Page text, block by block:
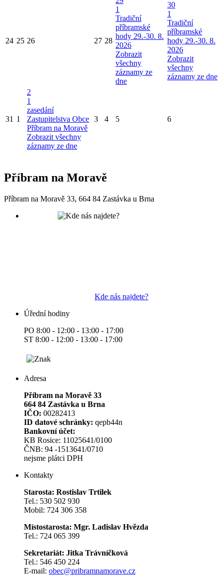
24 25 26 27 28
1
Tradiční
příbramské
hody 29.-30. 8.
2026
Zobrazit
všechny
záznamy ze
dne
30
1
Tradiční
příbramské
hody 29.-30. 8.
2026
Zobrazit
všechny
záznamy ze dne
31 1
2
1
zasedání
Zastupitelstva Obce
Příbram na Moravě
Zobrazit všechny
záznamy ze dne
3 4 5 6
Příbram na Moravě
Příbram na Moravě 33, 664 84 Zastávka u Brna
Kde nás najdete?
Úřední hodiny
PO 8:00 - 12:00 - 13:00 - 17:00
ST 8:00 - 12:00 - 13:00 - 17:00
Adresa
Příbram na Moravě 33
664 84 Zastávka u Brna
IČO: 00282413
ID datové schránky: qepb44n
Bankovní účet:
KB Rosice: 11025641/0100
ČNB: 94 -1513641/0710
nejsme plátci DPH
Kontakty
Starosta: Rostislav Trtilek
Tel.: 530 502 930
Mobil: 724 306 358
Místostarosta: Mgr. Ladislav Hvězda
Tel.: 724 065 399
Sekretariát: Jitka Trávníčková
Tel.: 546 450 224
E-mail: obec@pribramnamorave.cz